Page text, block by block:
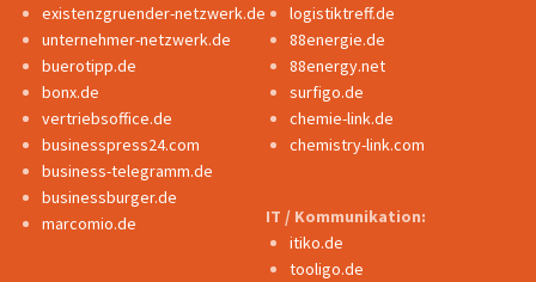
existenzgruender-netzwerk.de
unternehmer-netzwerk.de
buerotipp.de
bonx.de
vertriebsoffice.de
businesspress24.com
business-telegramm.de
businessburger.de
marcomio.de
logistiktreff.de
88energie.de
88energy.net
surfigo.de
chemie-link.de
chemistry-link.com
IT / Kommunikation:
itiko.de
tooligo.de